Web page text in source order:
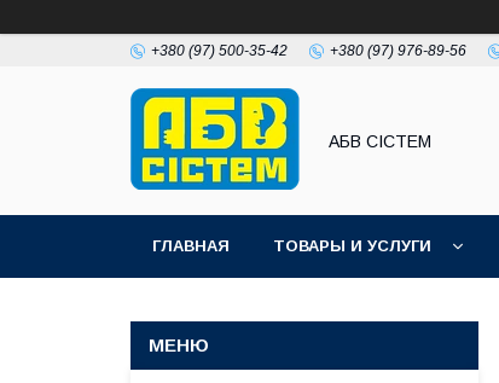
+380 (97) 500-35-42 +380 (97) 976-89-56
АБВ СІСТЕМ
ГЛАВНАЯ ТОВАРЫ И УСЛУГИ